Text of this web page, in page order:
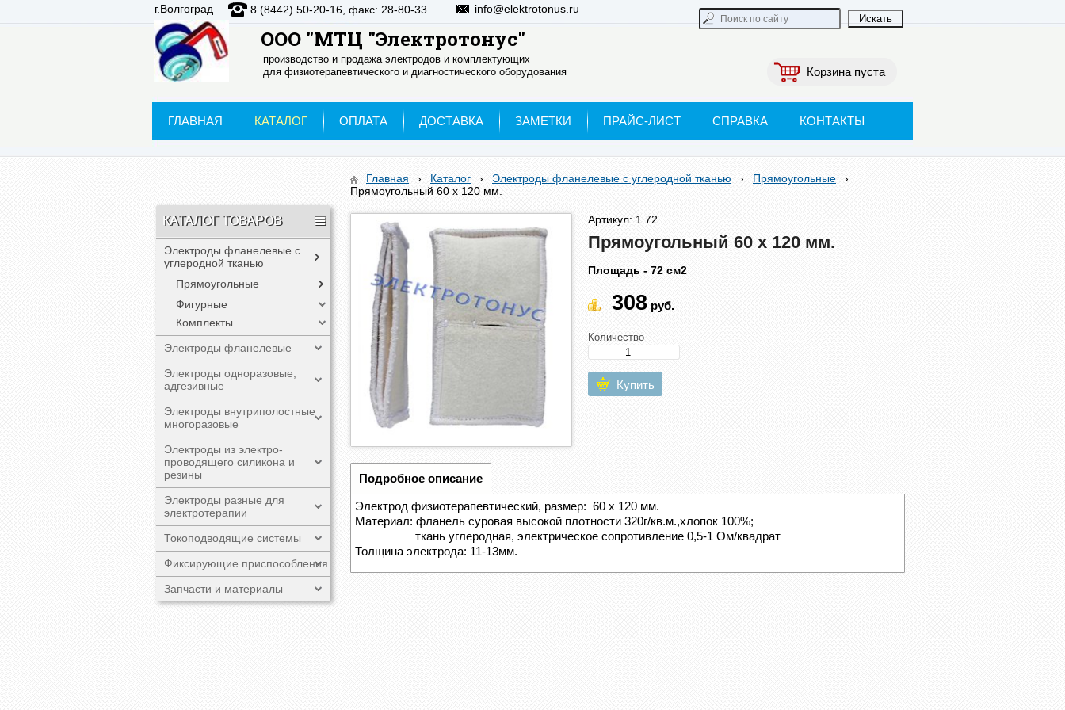
Корзина пуста
ООО "МТЦ "Электротонус"
производство и продажа электродов и комплектующих
для физиотерапевтического и диагностического оборудования
г.Волгоград 8 (8442) 50-20-16, факс: 28-80-33 info@elektrotonus.ru
ГЛАВНАЯ КАТАЛОГ ОПЛАТА ДОСТАВКА ЗАМЕТКИ ПРАЙС-ЛИСТ СПРАВКА КОНТАКТЫ
КАТАЛОГ ТОВАРОВ
Электроды фланелевые с
углеродной тканью
Прямоугольные
Фигурные
Комплекты
Электроды фланелевые
Электроды одноразовые,
адгезивные
Электроды внутриполостные
многоразовые
Электроды из электро-
проводящего силикона и
резины
Электроды разные для
электротерапии
Токоподводящие системы
Фиксирующие приспособления
Запчасти и материалы
Главная › Каталог › Электроды фланелевые с углеродной тканью › Прямоугольные
›
Прямоугольный 60 х 120 мм.
Артикул: 1.72
Прямоугольный 60 х 120 мм.
Площадь - 72 см2
308 руб.
Количество
Купить
Подробное описание
Электрод физиотерапевтический, ​размер: 60 х 120 мм.
Материал: фланель суровая высокой плотности 320г/кв.м.,хлопок 100%;
ткань углеродная, электрическое сопротивление 0,5-1 Ом/квадрат
Толщина электрода: 11-13мм.